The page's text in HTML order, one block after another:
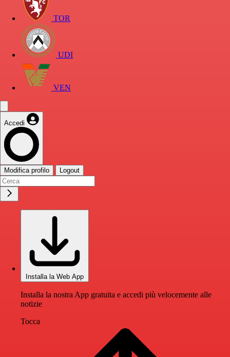
TOR
UDI
VEN
Accedi
Modifica profilo Logout
Installa la Web App
Installa la nostra App gratuita e accedi più velocemente alle
notizie
Tocca